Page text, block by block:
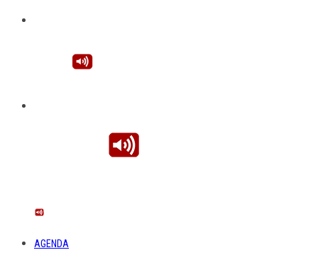
AGENDA